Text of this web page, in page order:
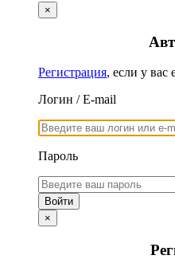
×
Регистрация, если у вас
Логин / E-mail
Пароль
×